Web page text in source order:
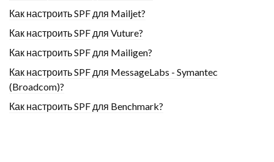
Как настроить SPF для Mailjet?
Как настроить SPF для Vuture?
Как настроить SPF для Mailigen?
Как настроить SPF для MessageLabs - Symantec
(Broadcom)?
Как настроить SPF для Benchmark?